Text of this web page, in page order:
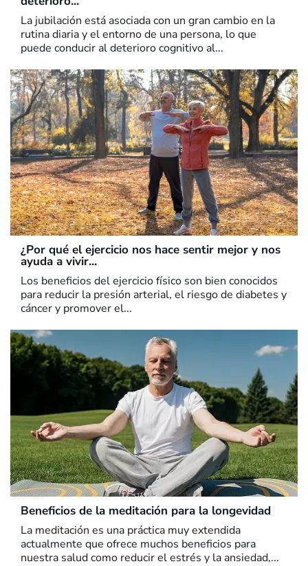
La jubilación está asociada con un gran cambio en la
rutina diaria y el entorno de una persona, lo que
puede conducir al deterioro cognitivo al...
¿Por qué el ejercicio nos hace sentir mejor y nos
ayuda a vivir...
Los beneficios del ejercicio físico son bien conocidos
para reducir la presión arterial, el riesgo de diabetes y
cáncer y promover el...
Beneficios de la meditación para la longevidad
La meditación es una práctica muy extendida
actualmente que ofrece muchos beneficios para
nuestra salud como reducir el estrés y la ansiedad,...